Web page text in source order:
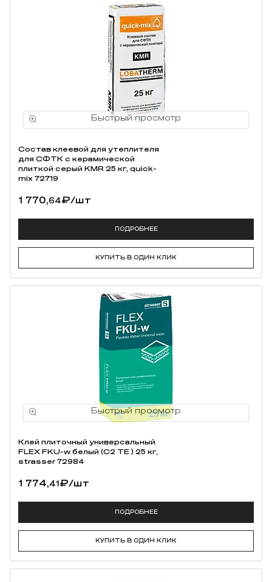
Состав клеевой для утеплителя
для СФТК с керамической
плиткой серый KMR 25 кг, quick-
mix 72719
1 770,64₽/шт
ПОДРОБНЕЕ
КУПИТЬ В ОДИН КЛИК
Клей плиточный универсальный
FLEX FKU-w белый (С2 ТЕ ) 25 кг,
strasser 72984
1 774,41₽/шт
ПОДРОБНЕЕ
КУПИТЬ В ОДИН КЛИК